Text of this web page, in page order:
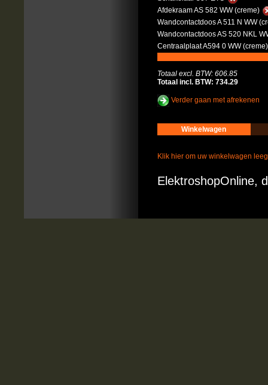
Afdekraam AS 582 WW (creme)
Wandcontactdoos A 511 N WW
Wandcontactdoos AS 520 NKL
Centraalplaat A594 0 WW
Totaal excl. BTW: 606.85
Totaal incl. BTW: 734.29
Verder gaan met afrekenen
Winkelwagen
Klik hier om uw winkelwagen
ElektroshopOnline,